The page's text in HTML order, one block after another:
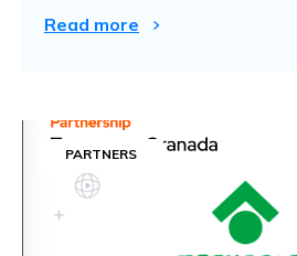
Read more
PARTNERS